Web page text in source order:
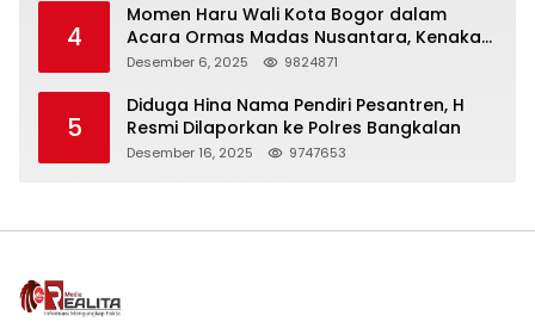
4
Momen Haru Wali Kota Bogor dalam
Acara Ormas Madas Nusantara, Kenakan
Peci Hitam Tinggi sebagai Simbol
Desember 6, 2025 9824871
5
Diduga Hina Nama Pendiri Pesantren, H
Resmi Dilaporkan ke Polres Bangkalan
Desember 16, 2025 9747653